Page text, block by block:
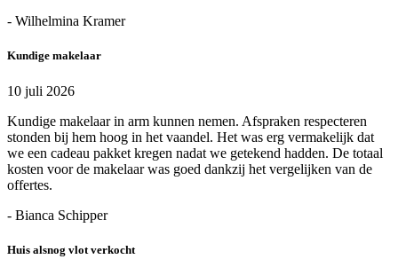
- Wilhelmina Kramer
Kundige makelaar
10 juli 2026
Kundige makelaar in arm kunnen nemen. Afspraken respecteren
stonden bij hem hoog in het vaandel. Het was erg vermakelijk dat
we een cadeau pakket kregen nadat we getekend hadden. De totaal
kosten voor de makelaar was goed dankzij het vergelijken van de
offertes.
- Bianca Schipper
Huis alsnog vlot verkocht